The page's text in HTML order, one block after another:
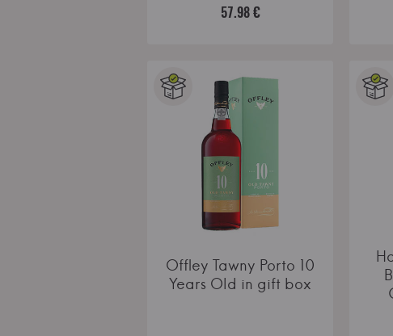
57.98 €
Offley Tawny Porto 10
Years Old in gift box